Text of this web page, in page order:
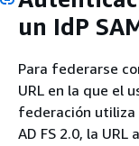
un IdP
Para federarse
URL en la que el
federación utiliza
AD FS 2.0, la